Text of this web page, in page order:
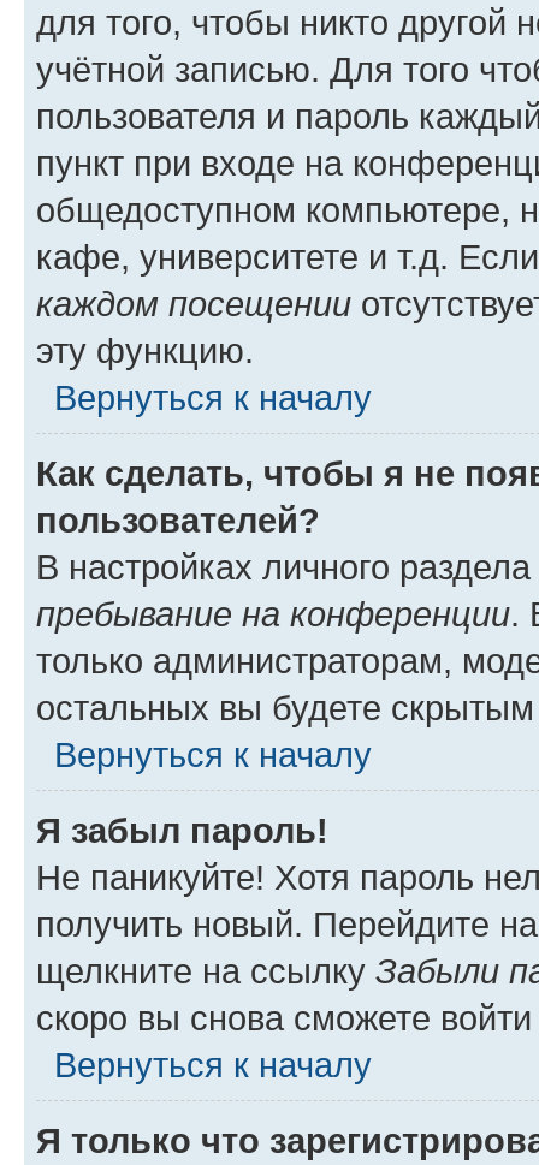
для того, чтобы никто другой
учётной записью. Для того
пользователя и пароль
пункт при входе на
общедоступном компьютере,
кафе, университете и т.д.
каждом посещении
эту функцию.
Вернуться к началу
Как сделать, чтобы я не
пользователей?
В настройках личного
пребывание на конференции.
только администраторам,
остальных вы будете
Вернуться к началу
Я забыл пароль!
Не паникуйте! Хотя пароль
получить новый. Перейдите
щелкните на ссылку Забыли
скоро вы снова сможете
Вернуться к началу
Я только что